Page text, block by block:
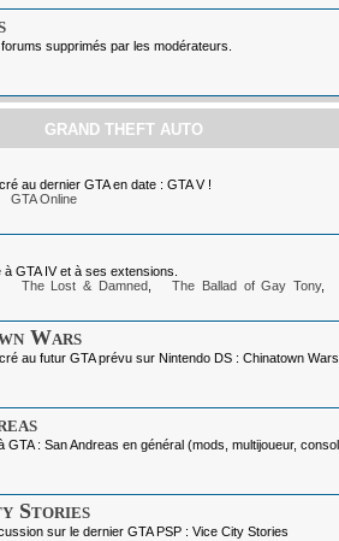
supprimés par les modérateurs.
GRAND THEFT AUTO
au dernier GTA en date : GTA V !
GTA Online
GTA IV et à ses extensions.
The Lost & Damned, The Ballad of Gay Tony,
Wars
au futur GTA prévu sur Nintendo DS : Chinatown Wars
GTA : San Andreas en général (mods, multijoueur,
Stories
sur le dernier GTA PSP : Vice City Stories